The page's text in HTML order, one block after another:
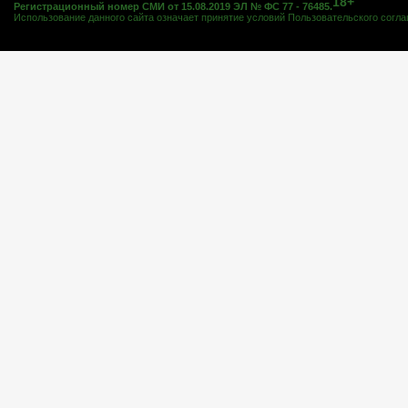
Регистрационный номер СМИ от 15.08.2019 ЭЛ № ФС 77 - 76485.
Использование данного сайта означает принятие условий Пользовательского